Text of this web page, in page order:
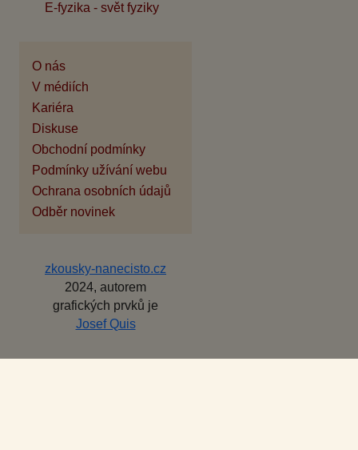
E-fyzika - svět fyziky
O nás
V médiích
Kariéra
Diskuse
Obchodní podmínky
Podmínky užívání webu
Ochrana osobních údajů
Odběr novinek
zkousky-nanecisto.cz
2024, autorem
grafických prvků je
Josef Quis